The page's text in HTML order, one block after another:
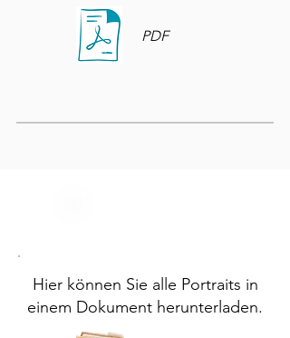
PDF
Hier können Sie alle Portraits in
einem Dokument herunterladen.